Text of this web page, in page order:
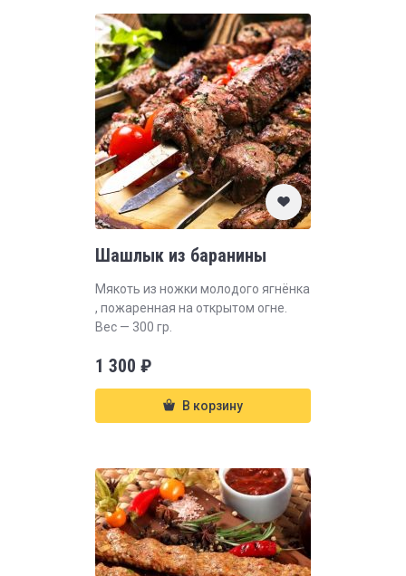
Шашлык из баранины
Мякоть из ножки молодого ягнёнка
, пожаренная на открытом огне.
Вес — 300 гр.
1 300 ₽
В корзину